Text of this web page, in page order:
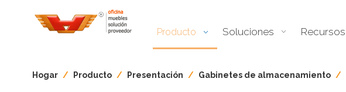
Producto Soluciones Recursos
Hogar / Producto / Presentación / Gabinetes de almacenamiento /